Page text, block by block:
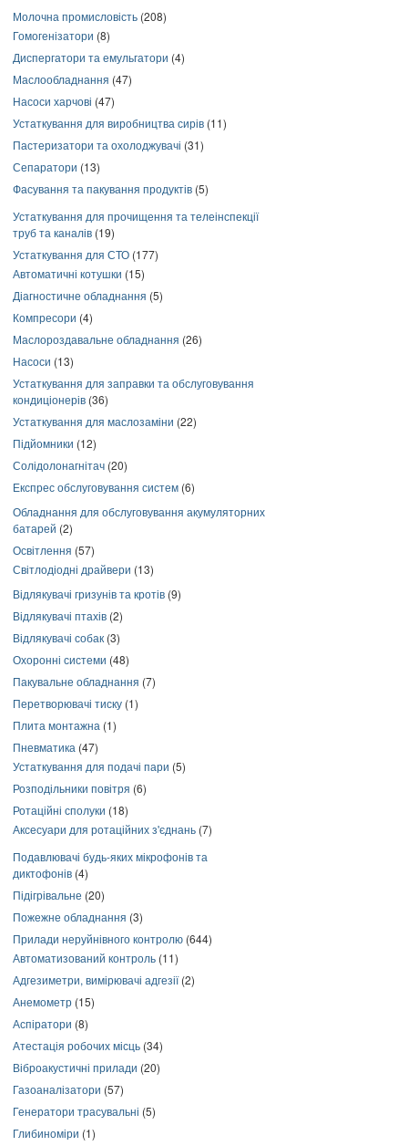
Молочна промисловість (208)
Гомогенізатори (8)
Диспергатори та емульгатори (4)
Маслообладнання (47)
Насоси харчові (47)
Устаткування для виробництва сирів (11)
Пастеризатори та охолоджувачі (31)
Сепаратори (13)
Фасування та пакування продуктів (5)
Устаткування для прочищення та телеінспекції
труб та каналів (19)
Устаткування для СТО (177)
Автоматичні котушки (15)
Діагностичне обладнання (5)
Компресори (4)
Маслороздавальне обладнання (26)
Насоси (13)
Устаткування для заправки та обслуговування
кондиціонерів (36)
Устаткування для маслозаміни (22)
Підйомники (12)
Солідолонагнітач (20)
Експрес обслуговування систем (6)
Обладнання для обслуговування акумуляторних
батарей (2)
Освітлення (57)
Світлодіодні драйвери (13)
Відлякувачі гризунів та кротів (9)
Відлякувачі птахів (2)
Відлякувачі собак (3)
Охоронні системи (48)
Пакувальне обладнання (7)
Перетворювачі тиску (1)
Плита монтажна (1)
Пневматика (47)
Устаткування для подачі пари (5)
Розподільники повітря (6)
Ротаційні сполуки (18)
Аксесуари для ротаційних з'єднань (7)
Подавлювачі будь-яких мікрофонів та
диктофонів (4)
Підігрівальне (20)
Пожежне обладнання (3)
Прилади неруйнівного контролю (644)
Автоматизований контроль (11)
Адгезиметри, вимірювачі адгезії(2)
Анемометр (15)
Аспіратори (8)
Атестація робочих місць (34)
Віброакустичні прилади (20)
Газоаналізатори (57)
Генератори трасувальні (5)
Глибиноміри (1)